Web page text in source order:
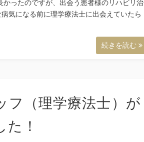
ったのですが、出会う患者様のリハビリ治
気になる前に理学療法士に出会えていたら
続きを読む
フ（理学療法士）が
！